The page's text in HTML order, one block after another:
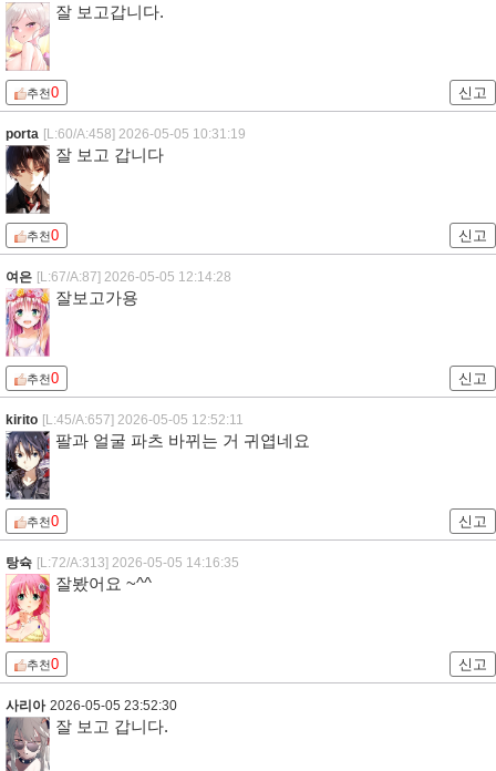
잘 보고갑니다.
추천0 신고
porta [L:60/A:458] 2026-05-05 10:31:19
잘 보고 갑니다
추천0 신고
여은 [L:67/A:87] 2026-05-05 12:14:28
잘보고가용
추천0 신고
kirito [L:45/A:657] 2026-05-05 12:52:11
팔과 얼굴 파츠 바뀌는 거 귀엽네요
추천0 신고
탕슉 [L:72/A:313] 2026-05-05 14:16:35
잘봤어요 ~^^
추천0 신고
사리아 2026-05-05 23:52:30
잘 보고 갑니다.